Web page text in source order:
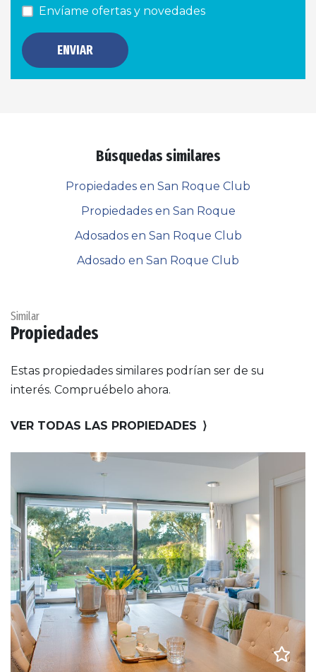
Envíame ofertas y novedades
ENVIAR
Búsquedas similares
Propiedades en San Roque Club
Propiedades en San Roque
Adosados en San Roque Club
Adosado en San Roque Club
Similar
Propiedades
Estas propiedades similares podrían ser de su
interés. Compruébelo ahora.
VER TODAS LAS PROPIEDADES ⟩